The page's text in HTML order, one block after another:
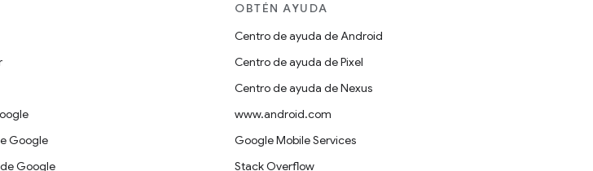
Google
Google
OBTÉN AYUDA
Centro de ayuda de Android
Centro de ayuda de Pixel
Centro de ayuda de Nexus
www.android.com
Google Mobile Services
Stack Overflow